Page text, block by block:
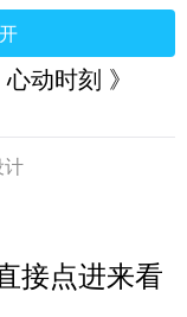
动时刻 》
计
接点进来看